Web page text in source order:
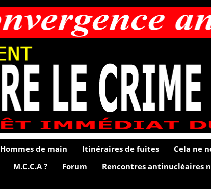
Hommes de main Itinéraires de fuites Cela ne
M.C.C.A ? Forum Rencontres antinucléaires